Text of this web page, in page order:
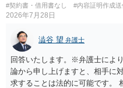
氏名や住所が分からない状態で
手続を利用する場合には、原則
#契約書・借用書なし
#内容証明作成送
2026年7月28日
澁谷 望 弁護士
回答いたします。※弁護士によ
論から申し上げますと、相手に
求することは法的に可能です。